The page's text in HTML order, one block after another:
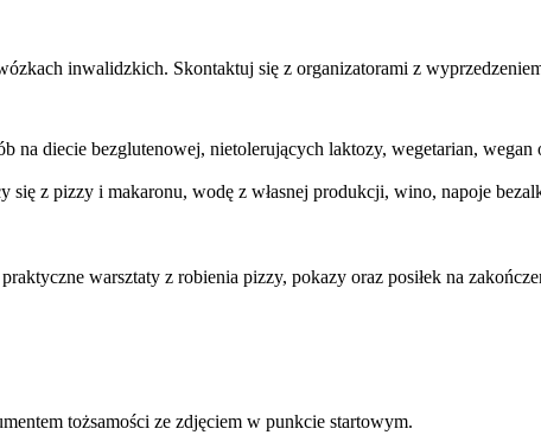
inwalidzkich. Skontaktuj się z organizatorami z
na diecie bezglutenowej, nietolerujących laktozy, wegetarian,
się z pizzy i makaronu, wodę z własnej produkcji, wino, napoje
warsztaty z robienia pizzy, pokazy oraz posiłek na
tożsamości ze zdjęciem w punkcie startowym.